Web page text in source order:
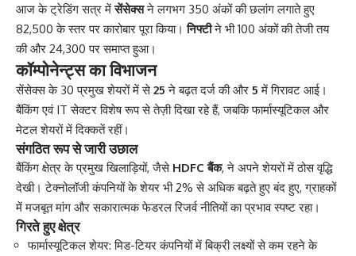
आज के ट्रेडिंग सत्र मेंसेंसेक्सने लगभग 350 अंकों की छलांग लगाते हुए
82,500 के स्तर पर कारोबार पूरा किया।निफ्टीने भी 100 अंकों की तेजी तय
की और 24,300 पर समाप्त हुआ।
कॉम्पोनेन्ट्स का विभाजन
सेंसेक्स के 30 प्रमुख शेयरों में से25 ने बढ़त दर्ज की और 5 में गिरावट आई।
बैंकिंग एवं IT सेक्टर विशेष रूप से तेज़ी दिखा रहे हैं, जबकि फार्मास्यूटिकल और
मेटल शेयरों में दिक्कतें रहीं।
संगठित रूप से जारी उछाल
बैंकिंग क्षेत्र के प्रमुख खिलाड़ियों, जैसे HDFC बैंक, ने अपने शेयरों में ठोस वृद्धि
देखी। टेक्नोलॉजी कंपनियों के शेयर भी 2% से अधिक बढ़ते हुए बंद हुए, ग्राहकों
में मजबूत मांग और सकारात्मक फेडरल रिजर्व नीतियों का प्रभाव स्पष्ट रहा।
गिरते हुए क्षेत्र
फार्मास्यूटिकल शेयर: मिड-टियर कंपनियों में बिक्री लक्ष्यों से कम रहने के